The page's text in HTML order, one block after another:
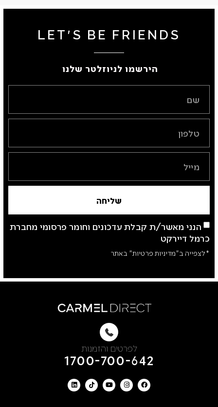
LET'S BE FRIENDS
הירשמו לניוזלטר שלנו ​
הנני מאשר/ת קבלת עדכונים וחומר פרסומי מחברת
כרמל דיירקט
*לצפייה ב"מדיניות פרטיות" באתר
שליחה
לפרטים והזמנות
1700-700-642